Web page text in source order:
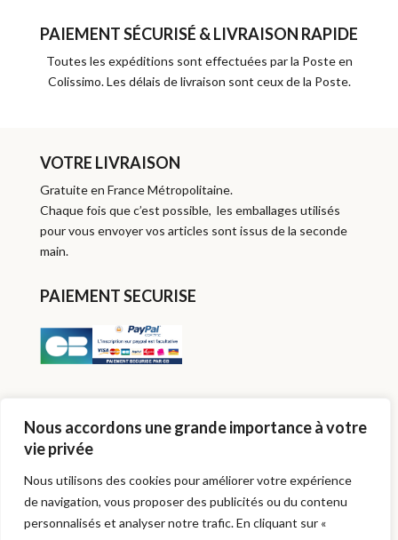
Nous accordons une grande importance à votre
vie privée
Nous utilisons des cookies pour améliorer votre expérience
de navigation, vous proposer des publicités ou du contenu
personnalisés et analyser notre trafic. En cliquant sur «
PAIEMENT SÉCURISÉ & LIVRAISON RAPIDE
Toutes les expéditions sont effectuées par la Poste en
Colissimo. Les délais de livraison sont ceux de la Poste.
VOTRE LIVRAISON
Gratuite en France Métropolitaine.
Chaque fois que c’est possible, les emballages utilisés
pour vous envoyer vos articles sont issus de la seconde
main.
PAIEMENT SECURISE
© Créations & Upcycling 2025 Politique de